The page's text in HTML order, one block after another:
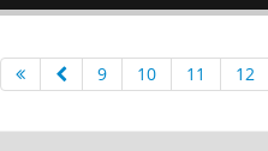
9 10 11 12